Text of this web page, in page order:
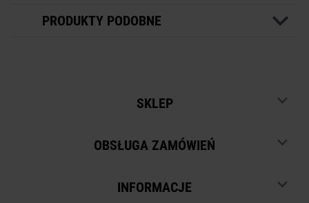
PRODUKTY PODOBNE
SKLEP
OBSŁUGA ZAMÓWIEŃ
INFORMACJE